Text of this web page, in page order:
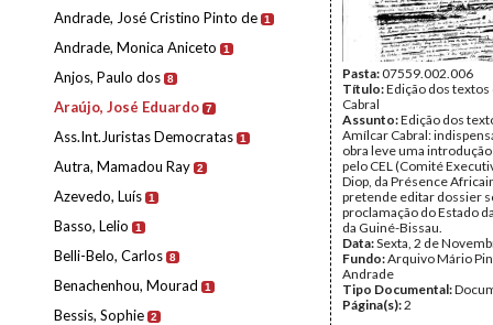
Andrade, José Cristino Pinto de 1
Andrade, Monica Aniceto 1
Anjos, Paulo dos 8
Araújo, José Eduardo 7
Ass.Int.Juristas Democratas 1
Autra, Mamadou Ray 2
Azevedo, Luís 1
Basso, Lelio 1
Belli-Belo, Carlos 8
Benachenhou, Mourad 1
Bessis, Sophie 2
Pasta:07559.002.006
Título:Edição dos
Cabral
Assunto:Edição dos
Amílcar Cabral:
obra leve uma
pelo CEL (Comité
Diop, da Présence
pretende editar dossier
proclamação do Estado
da Guiné-Bissau.
Data:Sexta, 2 de
Fundo:Arquivo Mário
Andrade
Tipo Documental:
Página(s):2